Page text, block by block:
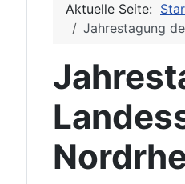
Aktuelle Seite:
Jahrestagung